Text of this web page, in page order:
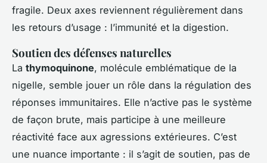
fragile. Deux axes reviennent régulièrement dans
les retours d’usage : l’immunité et la digestion.
Soutien des défenses naturelles
La thymoquinone, molécule emblématique de la
nigelle, semble jouer un rôle dans la régulation des
réponses immunitaires. Elle n’active pas le système
de façon brute, mais participe à une meilleure
réactivité face aux agressions extérieures. C’est
une nuance importante : il s’agit de soutien, pas de